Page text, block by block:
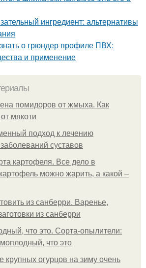
ингредиент: альтернативы
о грюндер профиле ПВХ:
и применение
помидоров от жмыха. Как
мякоти
подход к лечению
суставов
картофеля. Все дело в
можно жарить, а какой –
из санберри. Варенье,
из санберри
что это. Сорта-опылители:
что это
крупных огурцов на зиму очень